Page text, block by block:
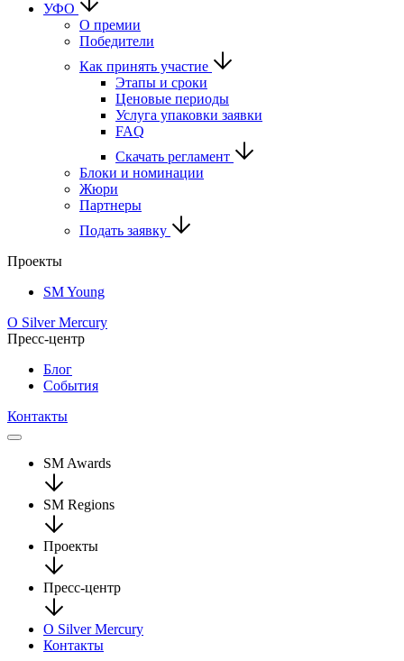
УФО
О премии
Победители
Как принять участие
Этапы и сроки
Ценовые периоды
Услуга упаковки заявки
FAQ
Скачать регламент
Блоки и номинации
Жюри
Партнеры
Подать заявку
Проекты
SM Young
О Silver Mercury
Пресс-центр
Блог
События
Контакты
SM Awards
SM Regions
Проекты
Пресс-центр
О Silver Mercury
Контакты